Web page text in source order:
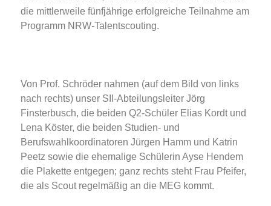
die mittlerweile fünfjährige erfolgreiche Teilnahme am
Programm NRW-Talentscouting.
Von Prof. Schröder nahmen (auf dem Bild von links
nach rechts) unser SII-Abteilungsleiter Jörg
Finsterbusch, die beiden Q2-Schüler Elias Kordt und
Lena Köster, die beiden Studien- und
Berufswahlkoordinatoren Jürgen Hamm und Katrin
Peetz sowie die ehemalige Schülerin Ayse Hendem
die Plakette entgegen; ganz rechts steht Frau Pfeifer,
die als Scout regelmäßig an die MEG kommt.